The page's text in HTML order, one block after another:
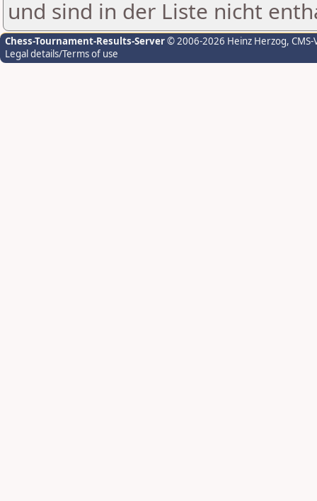
und sind in der Liste nicht
Chess-Tournament-Results-Server© 2006-2026 Heinz Herzog,
Legal details/Terms of use